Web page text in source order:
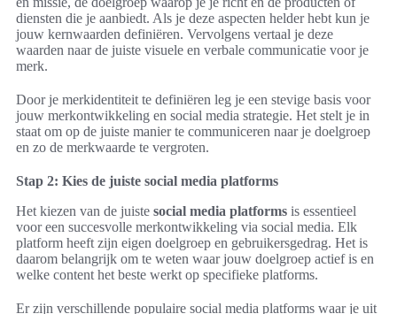
diensten die je aanbiedt. Als je deze aspecten helder hebt kun je
jouw kernwaarden definiëren. Vervolgens vertaal je deze
waarden naar de juiste visuele en verbale communicatie voor je
merk.
Door je merkidentiteit te definiëren leg je een stevige basis voor
jouw merkontwikkeling en social media strategie. Het stelt je in
staat om op de juiste manier te communiceren naar je doelgroep
en zo de merkwaarde te vergroten.
Stap 2: Kies de juiste social media platforms
Het kiezen van de juiste social media platforms is essentieel
voor een succesvolle merkontwikkeling via social media. Elk
platform heeft zijn eigen doelgroep en gebruikersgedrag. Het is
daarom belangrijk om te weten waar jouw doelgroep actief is en
welke content het beste werkt op specifieke platforms.
Er zijn verschillende populaire social media platforms waar je uit